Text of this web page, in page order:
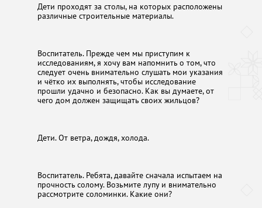
Дети проходят за столы, на которых расположены
различные строительные материалы.
Воспитатель. Прежде чем мы приступим к
исследованиям, я хочу вам напомнить о том, что
следует очень внимательно слушать мои указания
и чётко их выполнять, чтобы исследование
прошли удачно и безопасно. Как вы думаете, от
чего дом должен защищать своих жильцов?
Дети. От ветра, дождя, холода.
Воспитатель. Ребята, давайте сначала испытаем на
прочность солому. Возьмите лупу и внимательно
рассмотрите соломинки. Какие они?